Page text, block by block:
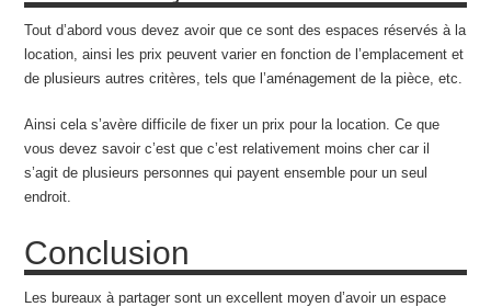
Tout d’abord vous devez avoir que ce sont des espaces réservés à la
location, ainsi les prix peuvent varier en fonction de l’emplacement et
de plusieurs autres critères, tels que l’aménagement de la pièce, etc.
Ainsi cela s’avère difficile de fixer un prix pour la location. Ce que
vous devez savoir c’est que c’est relativement moins cher car il
s’agit de plusieurs personnes qui payent ensemble pour un seul
endroit.
Conclusion
Les bureaux à partager sont un excellent moyen d’avoir un espace